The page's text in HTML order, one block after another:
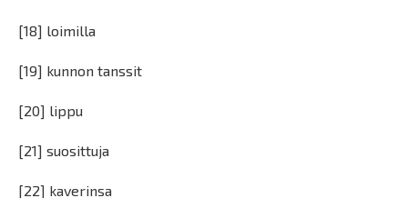
[18] loimilla
[19] kunnon tanssit
[20] lippu
[21] suosittuja
[22] kaverinsa